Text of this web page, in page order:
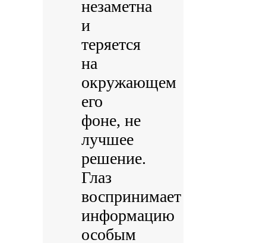
незаметна
и
теряется
на
окружающем
его
фоне, не
лучшее
решение.
Глаз
воспринимает
информацию
особым